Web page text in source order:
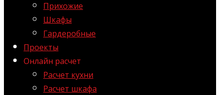
Прихожие
Шкафы
Гардеробные
Проекты
Онлайн расчет
Расчет кухни
Расчет шкафа